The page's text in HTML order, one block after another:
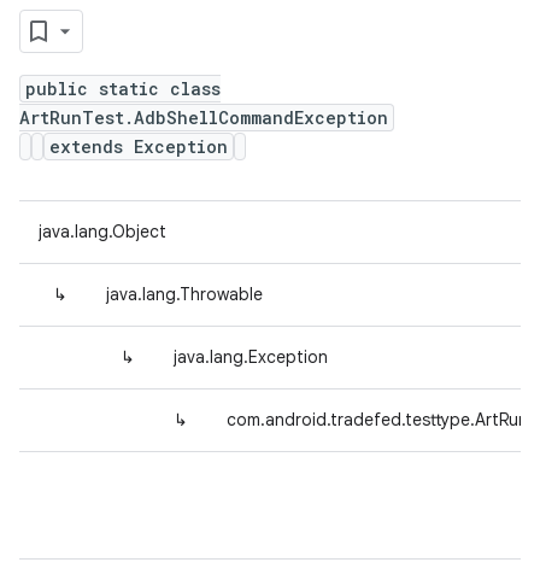
public static class
ArtRunTest.AdbShellCommandException
extends Exception
java.lang.Object
↳ java.lang.Throwable
↳ java.lang.Exception
↳